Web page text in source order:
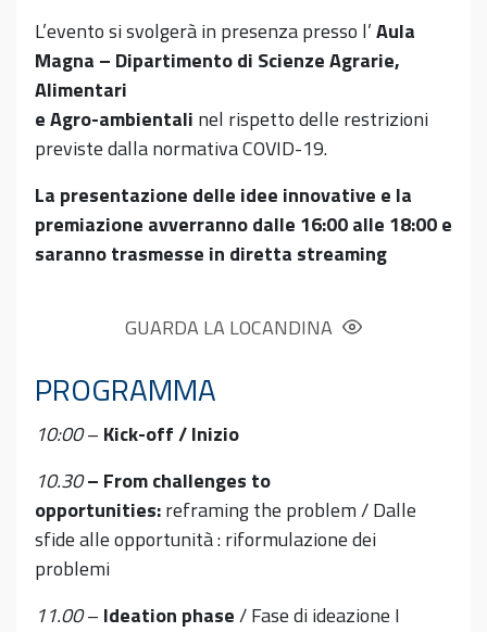
L’evento si svolgerà in presenza presso l’Aula
Magna – Dipartimento di Scienze Agrarie,
Alimentari
e Agro-ambientali nel rispetto delle restrizioni
previste dalla normativa COVID-19.
La presentazione delle idee innovative e la
premiazione avverranno dalle 16:00 alle 18:00 e
saranno trasmesse in diretta streaming
GUARDA LA LOCANDINA
PROGRAMMA
10:00– Kick-off / Inizio
10.30– From challenges to
opportunities:reframing the problem / Dalle
sfide alle opportunità : riformulazione dei
problemi
11.00– Ideation phase/ Fase di ideazione I